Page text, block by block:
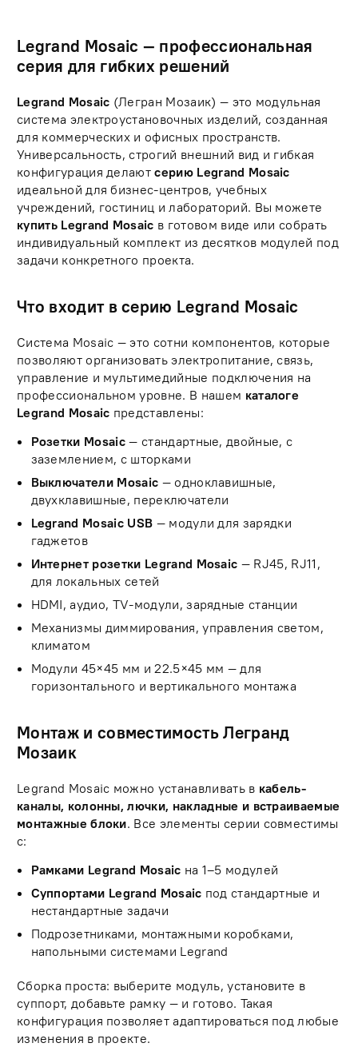
Legrand Mosaic — профессиональная
серия для гибких решений
Legrand Mosaic (Легран Мозаик) — это модульная
система электроустановочных изделий, созданная
для коммерческих и офисных пространств.
Универсальность, строгий внешний вид и гибкая
конфигурация делаютсерию Legrand Mosaic
идеальной для бизнес-центров, учебных
учреждений, гостиниц и лабораторий. Вы можете
купить Legrand Mosaic в готовом виде или собрать
индивидуальный комплект из десятков модулей под
задачи конкретного проекта.
Что входит в серию Legrand Mosaic
Система Mosaic — это сотни компонентов, которые
позволяют организовать электропитание, связь,
управление и мультимедийные подключения на
профессиональном уровне. В нашем каталоге
Legrand Mosaic представлены:
Розетки Mosaic— стандартные, двойные, с
заземлением, с шторками
Выключатели Mosaic — одноклавишные,
двухклавишные, переключатели
Legrand Mosaic USB — модули для зарядки
гаджетов
Интернет розетки Legrand Mosaic — RJ45, RJ11,
для локальных сетей
HDMI, аудио, TV-модули, зарядные станции
Механизмы диммирования, управления светом,
климатом
Модули 45×45 мм и 22.5×45 мм — для
горизонтального и вертикального монтажа
Монтаж и совместимость Легранд
Мозаик
Legrand Mosaic можно устанавливать в кабель-
каналы, колонны, лючки, накладные и встраиваемые
монтажные блоки. Все элементы серии совместимы
с:
Рамками Legrand Mosaic на 1–5 модулей
Суппортами Legrand Mosaic под стандартные и
нестандартные задачи
Подрозетниками, монтажными коробками,
напольными системами Legrand
Сборка проста: выберите модуль, установите в
суппорт, добавьте рамку — и готово. Такая
конфигурация позволяет адаптироваться под любые
изменения в проекте.